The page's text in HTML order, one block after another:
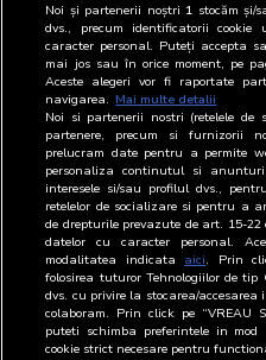
produse si servici. Mai
FOCUS se gasesc pe pagina
Noi și partenerii noștri 1 stocăm și/
dvs., precum identificatorii
caracter personal. Puteți accepta
mai jos sau în orice moment, pe
Aceste alegeri vor fi raportate
navigarea. Mai multe detalii
Noi si partenerii nostri (retelele de
partenere, precum si furnizorii
prelucram date pentru a permite
personaliza continutul si
interesele si/sau profilul dvs.,
retelelor de socializare si pentru a
de drepturile prevazute de art. 15-
datelor cu caracter personal.
modalitatea indicata aici. Prin
folosirea tuturor Tehnologiilor de tip
dvs. cu privire la stocarea/
colaboram. Prin click pe “VREAU
puteti schimba preferintele in
cookie strict necesare pentru